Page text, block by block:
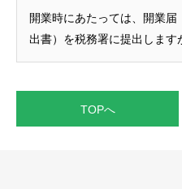
開業時にあたっては、開業
出書）を税務署に提出します
TOPへ